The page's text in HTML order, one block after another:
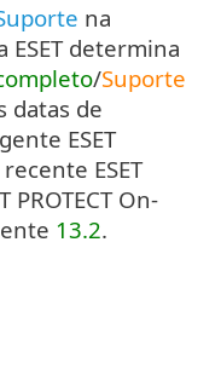
na
ESET determina
/Suporte
datas de
ESET
ESET
On-
13.2.